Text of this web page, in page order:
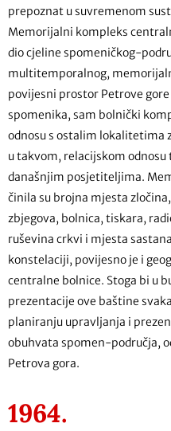
prepoznat u suvremenom
Memorijalni kompleks
dio cjeline spomeničkog-
multitemporalnog,
povijesni prostor Petrove
spomenika, sam bolnički
odnosu s ostalim lokalitetima
u takvom, relacijskom
današnjim posjetiteljima.
činila su brojna mjesta
zbjegova, bolnica, tiskara,
ruševina crkvi i mjesta
konstelaciji, povijesno je i
centralne bolnice. Stoga bi u
prezentacije ove baštine
planiranju upravljanja i
obuhvata spomen-područja,
Petrova gora.
1964.